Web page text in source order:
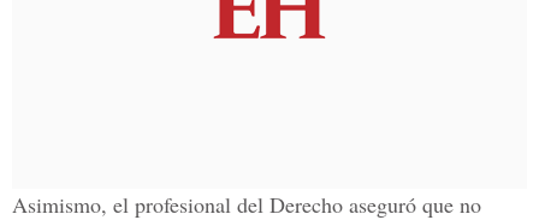
Asimismo, el profesional del Derecho aseguró que no